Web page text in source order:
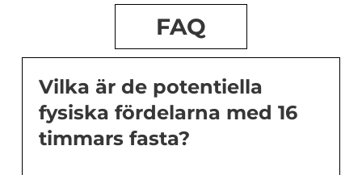
FAQ
Vilka är de potentiella
fysiska fördelarna med 16
timmars fasta?